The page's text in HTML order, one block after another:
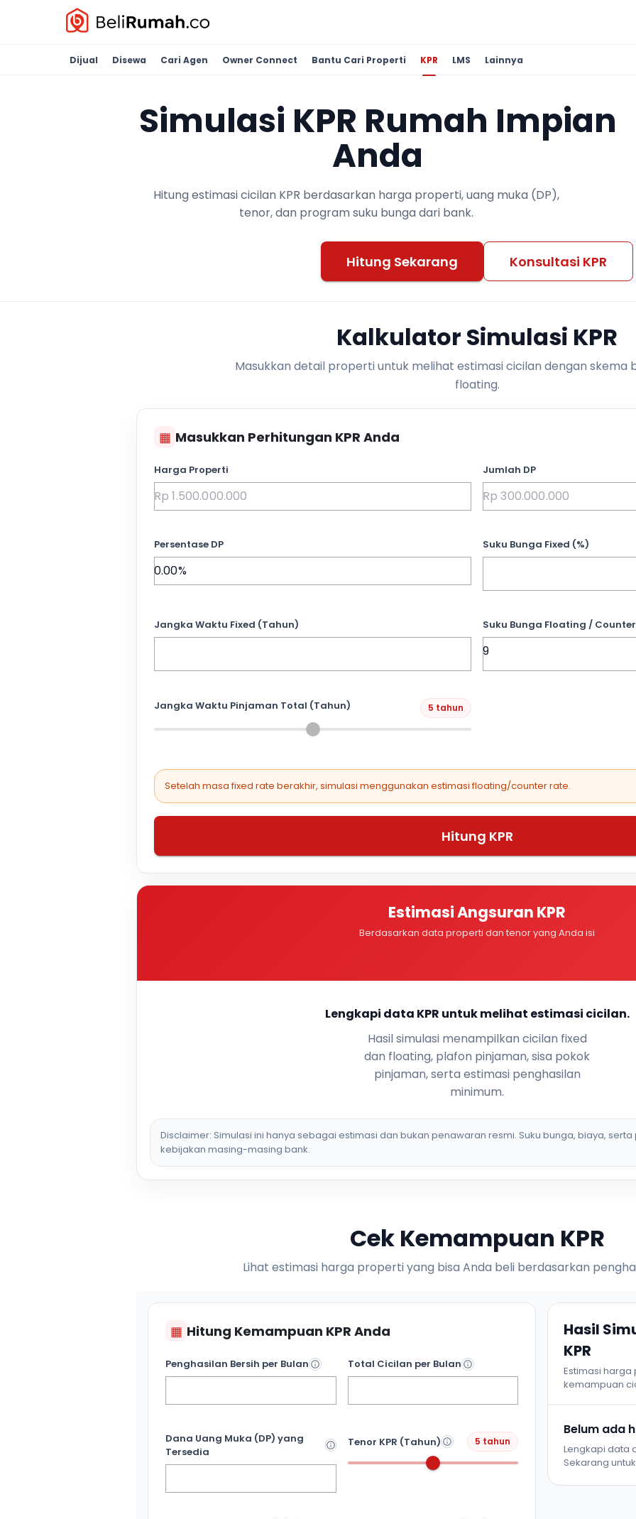
Dijual Disewa Cari Agen Owner Connect Bantu Cari Properti KPR LMS Lainnya
Simulasi KPR Rumah Impian
Anda
Hitung estimasi cicilan KPR berdasarkan harga properti, uang muka (DP),
tenor, dan program suku bunga dari bank.
Hitung Sekarang Konsultasi KPR
Kalkulator Simulasi KPR
Masukkan detail properti untuk melihat estimasi cicilan dengan skema
floating.
▦ Masukkan Perhitungan KPR Anda
Harga Properti Jumlah DP
Persentase DP Suku Bunga Fixed (%)
Jangka Waktu Fixed (Tahun) Suku Bunga Floating /
Jangka Waktu Pinjaman Total (Tahun) 5 tahun
Setelah masa fixed rate berakhir, simulasi menggunakan estimasi floating/counter rate.
Hitung KPR
Estimasi Angsuran KPR
Berdasarkan data properti dan tenor yang Anda isi
Lengkapi data KPR untuk melihat estimasi cicilan.
Hasil simulasi menampilkan cicilan fixed
dan floating, plafon pinjaman, sisa pokok
pinjaman, serta estimasi penghasilan
minimum.
Disclaimer: Simulasi ini hanya sebagai estimasi dan bukan penawaran resmi. Suku bunga, biaya,
kebijakan masing-masing bank.
Cek Kemampuan KPR
Lihat estimasi harga properti yang bisa Anda beli berdasarkan
▦ Hitung Kemampuan KPR Anda
Penghasilan Bersih per Bulan Total Cicilan per Bulan
Dana Uang Muka (DP) yang
Tersedia
Tenor KPR (Tahun) 5 tahun
Hasil
KPR
Estimasi
kemampuan
Belum ada
Lengkapi data
Sekarang